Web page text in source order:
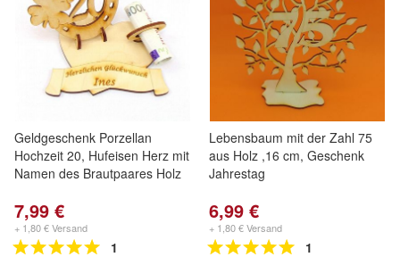
Geldgeschenk Porzellan
Hochzeit 20, Hufeisen Herz mit
Namen des Brautpaares Holz
7,99 €
+ 1,80 € Versand
1
Lebensbaum mit der Zahl 75
aus Holz ,16 cm, Geschenk
Jahrestag
6,99 €
+ 1,80 € Versand
1